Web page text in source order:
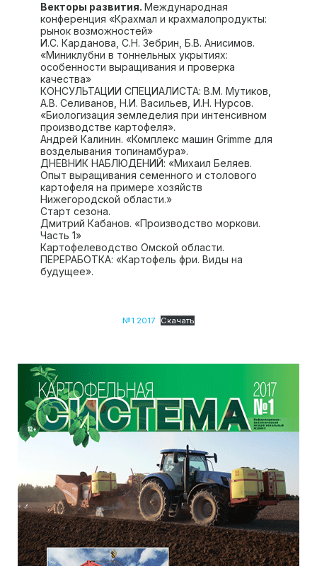
Векторы развития. Международная
конференция «Крахмал и крахмалопродукты:
рынок возможностей»
И.С. Карданова, С.Н. Зебрин, Б.В. Анисимов.
«Миниклубни в тоннельных укрытиях:
особенности выращивания и проверка
качества»
КОНСУЛЬТАЦИИ СПЕЦИАЛИСТА: В.М. Мутиков,
А.В. Селиванов, Н.И. Васильев, И.Н. Нурсов.
«Биологизация земледелия при интенсивном
производстве картофеля».
Андрей Калинин. «Комплекс машин Grimme для
возделывания топинамбура».
ДНЕВНИК НАБЛЮДЕНИЙ: «Михаил Беляев.
Опыт выращивания семенного и столового
картофеля на примере хозяйств
Нижегородской области.»
Старт сезона.
Дмитрий Кабанов. «Производство моркови.
Часть 1»
Картофелеводство Омской области.
ПЕРЕРАБОТКА: «Картофель фри. Виды на
будущее».
№1 2017 Скачать